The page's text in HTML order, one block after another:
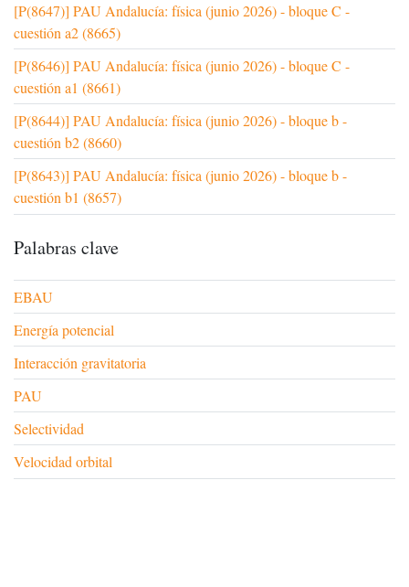
[P(8647)] PAU Andalucía: física (junio 2026) - bloque C -
cuestión a2 (8665)
[P(8646)] PAU Andalucía: física (junio 2026) - bloque C -
cuestión a1 (8661)
[P(8644)] PAU Andalucía: física (junio 2026) - bloque b -
cuestión b2 (8660)
[P(8643)] PAU Andalucía: física (junio 2026) - bloque b -
cuestión b1 (8657)
Palabras clave
EBAU
Energía potencial
Interacción gravitatoria
PAU
Selectividad
Velocidad orbital